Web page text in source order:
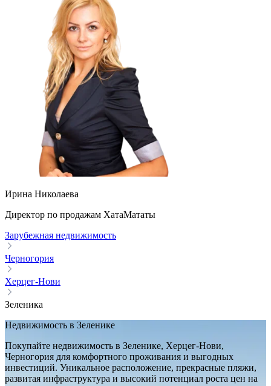
Ирина Николаева
Директор по продажам ХатаМататы
Зарубежная недвижимость
Черногория
Херцег-Нови
Зеленика
Недвижимость в Зеленике
Покупайте недвижимость в Зеленике, Херцег-Нови,
Черногория для комфортного проживания и выгодных
инвестиций. Уникальное расположение, прекрасные пляжи,
развитая инфраструктура и высокий потенциал роста цен на